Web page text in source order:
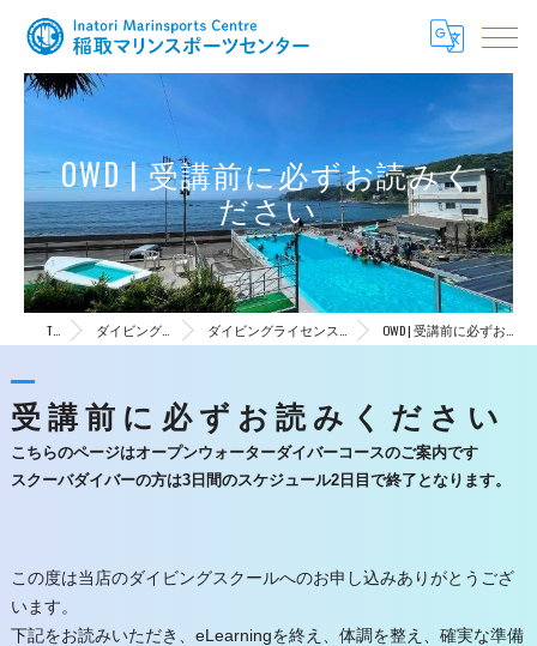
OWD | 受講前に必ずお読みく
ださい
TOP ダイビングコース ダイビングライセンス（初心者） OWD | 受講前に必ずお読みください
受講前に必ずお読みください
こちらのページはオープンウォーターダイバーコースのご案内です
スクーバダイバーの方は3日間のスケジュール2日目で終了となります。
この度は当店のダイビングスクールへのお申し込みありがとうござ
います。
下記をお読みいただき、eLearningを終え、体調を整え、確実な準備